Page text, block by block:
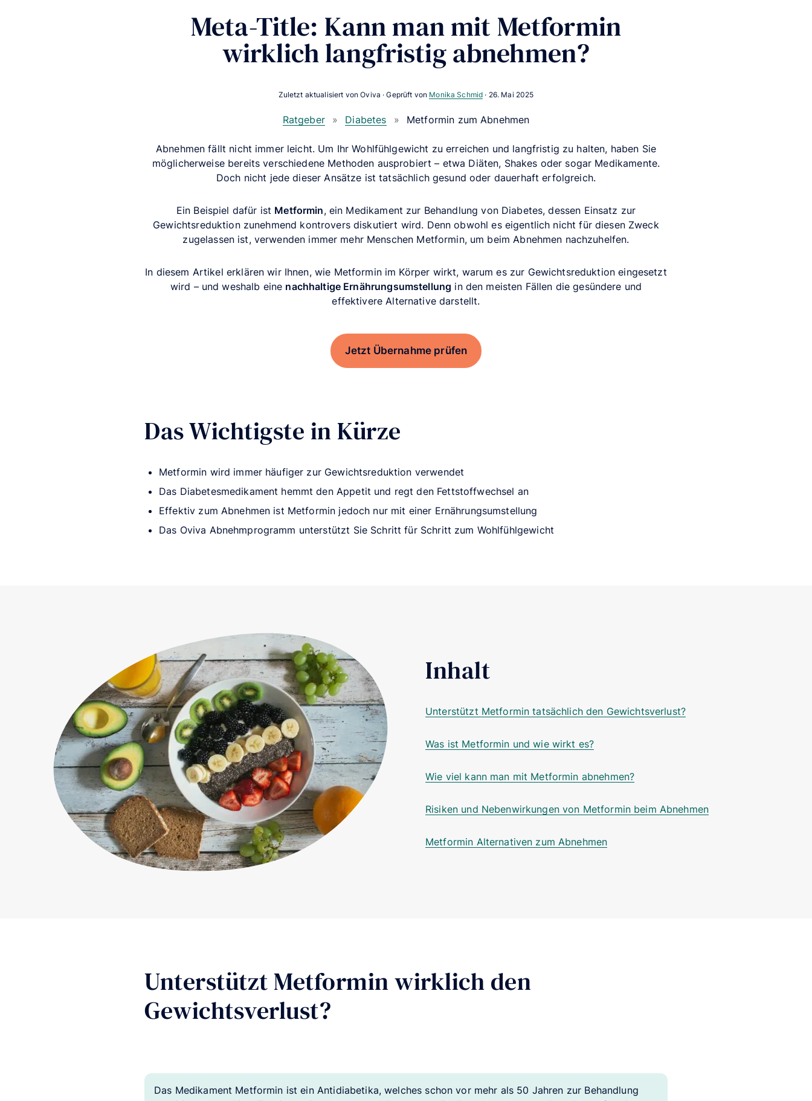
Meta-Title: Kann man mit Metformin
wirklich langfristig abnehmen?
Zuletzt aktualisiert von Oviva · Geprüft von Monika Schmid · 26. Mai 2025
Ratgeber » Diabetes » Metformin zum Abnehmen
Abnehmen fällt nicht immer leicht. Um Ihr Wohlfühlgewicht zu erreichen und langfristig zu halten, haben Sie
möglicherweise bereits verschiedene Methoden ausprobiert – etwa Diäten, Shakes oder sogar Medikamente.
Doch nicht jede dieser Ansätze ist tatsächlich gesund oder dauerhaft erfolgreich.
Ein Beispiel dafür ist Metformin, ein Medikament zur Behandlung von Diabetes, dessen Einsatz zur
Gewichtsreduktion zunehmend kontrovers diskutiert wird. Denn obwohl es eigentlich nicht für diesen Zweck
zugelassen ist, verwenden immer mehr Menschen Metformin, um beim Abnehmen nachzuhelfen.
In diesem Artikel erklären wir Ihnen, wie Metformin im Körper wirkt, warum es zur Gewichtsreduktion eingesetzt
wird – und weshalb eine nachhaltige Ernährungsumstellung in den meisten Fällen die gesündere und
effektivere Alternative darstellt.
Jetzt Übernahme prüfen
Das Wichtigste in Kürze
Metformin wird immer häufiger zur Gewichtsreduktion verwendet
Das Diabetesmedikament hemmt den Appetit und regt den Fettstoffwechsel an
Effektiv zum Abnehmen ist Metformin jedoch nur mit einer Ernährungsumstellung
Das Oviva Abnehmprogramm unterstützt Sie Schritt für Schritt zum Wohlfühlgewicht
Inhalt
Unterstützt Metformin tatsächlich den Gewichtsverlust?
Was ist Metformin und wie wirkt es?
Wie viel kann man mit Metformin abnehmen?
Risiken und Nebenwirkungen von Metformin beim Abnehmen
Metformin Alternativen zum Abnehmen
Unterstützt Metformin wirklich den
Gewichtsverlust?
Das Medikament Metformin ist ein Antidiabetika, welches schon vor mehr als 50 Jahren zur Behandlung